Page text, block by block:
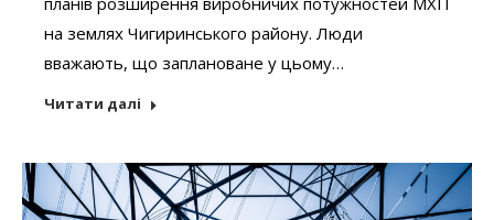
на землях Чигиринського району. Люди
вважають, що заплановане у цьому…
Читати далі